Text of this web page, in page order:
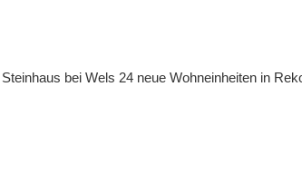
bei Wels 24 neue Wohneinheiten in